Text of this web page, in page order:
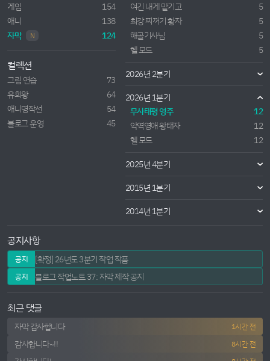
게임
154
애니
138
자막
N 124
컬렉션
그림 연습
73
유희왕
64
애니명작선
54
블로그 운영
45
여긴 내게 맡기고
5
최강 찌꺼기 황자
5
해골기사님
5
헬 모드
5
2026년 2분기
2026년 1분기
무사태평 영주
12
악역영애 왕태자
12
헬 모드
12
2025년 4분기
2015년 1분기
2014년 1분기
공지사항
공지 [확정] 26년도 3분기 작업 작품
공지 블로그 작업노트 37: 자막 제작 공지
최근 댓글
자막 감사합니다 1시간 전
감사합니다~!! 8시간 전